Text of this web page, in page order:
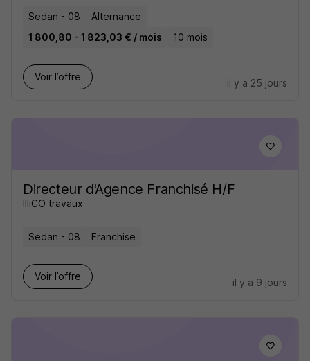
Sedan - 08
Alternance
1 800,80 - 1 823,03 € / mois
10 mois
Voir l’offre
il y a 25 jours
Directeur d'Agence Franchisé H/F
IlliCO travaux
Sedan - 08 Franchise
Voir l’offre
il y a 9 jours